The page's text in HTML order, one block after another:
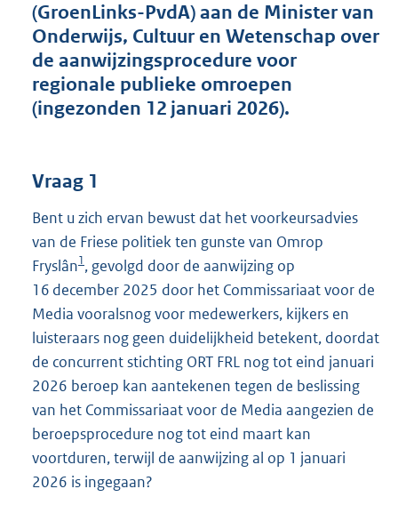
s
g
r
o
t
K
b
(GroenLinks-PvdA) aan de Minister van
Onderwijs, Cultuur en Wetenschap over
de aanwijzingsprocedure voor
regionale publieke omroepen
(ingezonden 12 januari 2026).
Vraag 1
Bent u zich ervan bewust dat het voorkeursadvies
van de Friese politiek ten gunste van Omrop
Fryslân1, gevolgd door de aanwijzing op
16 december 2025 door het Commissariaat voor de
Media vooralsnog voor medewerkers, kijkers en
luisteraars nog geen duidelijkheid betekent, doordat
de concurrent stichting ORT FRL nog tot eind januari
2026 beroep kan aantekenen tegen de beslissing
van het Commissariaat voor de Media aangezien de
beroepsprocedure nog tot eind maart kan
voortduren, terwijl de aanwijzing al op 1 januari
2026 is ingegaan?